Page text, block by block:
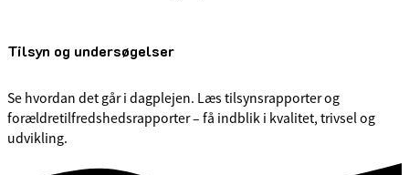
Tilsyn og undersøgelser
Se hvordan det går i dagplejen. Læs tilsynsrapporter og
forældretilfredshedsrapporter – få indblik i kvalitet, trivsel og
udvikling.